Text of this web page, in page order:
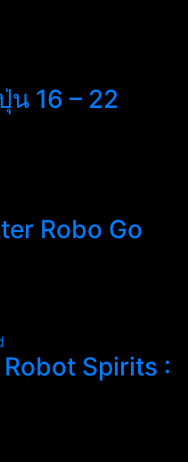
น 16 – 22
Robo Go
Spirits :